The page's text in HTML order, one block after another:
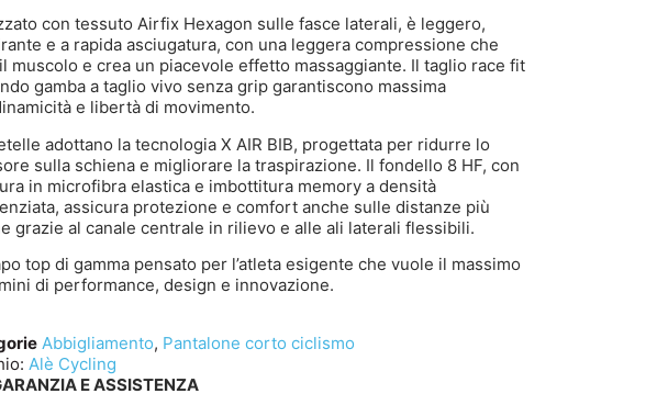
con tessuto Airfix Hexagon sulle fasce laterali, è leggero,
e a rapida asciugatura, con una leggera compressione che
muscolo e crea un piacevole effetto massaggiante. Il taglio race fit
gamba a taglio vivo senza grip garantiscono massima
e libertà di movimento.
adottano la tecnologia X AIR BIB, progettata per ridurre lo
sulla schiena e migliorare la traspirazione. Il fondello 8 HF, con
in microfibra elastica e imbottitura memory a densità
assicura protezione e comfort anche sulle distanze più
grazie al canale centrale in rilievo e alle ali laterali flessibili.
top di gamma pensato per l’atleta esigente che vuole il massimo
di performance, design e innovazione.
Abbigliamento, Pantalone corto ciclismo
Alè Cycling
E ASSISTENZA